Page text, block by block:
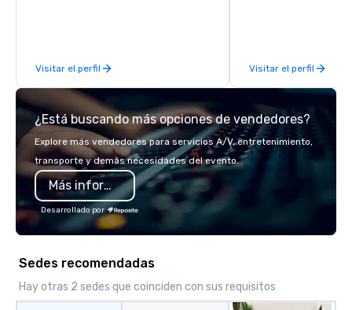
Visitar el perfil
late model luxury
highly experienced
you will know quality
with La Costa
Visitar el perfil
¿Está buscando más opciones de vendedores?
Explore más vendedores para servicios A/V, entretenimiento,
transporte y demás necesidades del evento.
Más información
Desarrollado por
Sedes recomendadas
Hay otras 2 sedes que coinciden con sus requisitos